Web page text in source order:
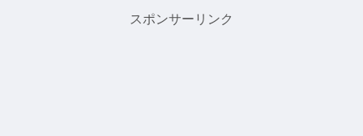
スポンサーリンク